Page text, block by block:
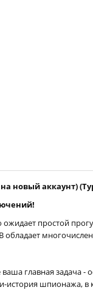
новый аккаунт)
простой
обладает
главная задача
история